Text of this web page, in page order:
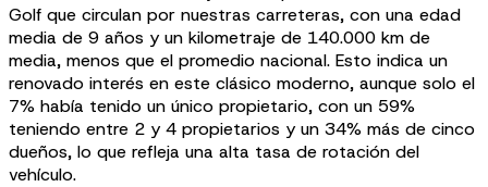
Golf que circulan por nuestras carreteras, con una edad
media de 9 años y un kilometraje de 140.000 km de
media, menos que el promedio nacional. Esto indica un
renovado interés en este clásico moderno, aunque solo el
7% había tenido un único propietario, con un 59%
teniendo entre 2 y 4 propietarios y un 34% más de cinco
dueños, lo que refleja una alta tasa de rotación del
vehículo.